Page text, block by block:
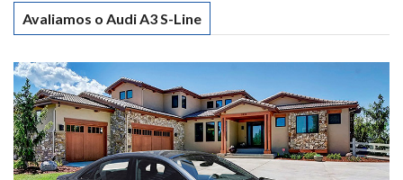
Avaliamos o Audi A3 S-Line